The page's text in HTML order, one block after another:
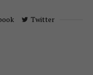
Twitter